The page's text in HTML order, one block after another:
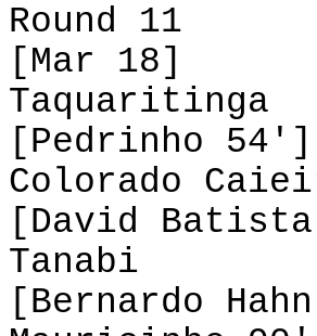
Round 11
[Mar 18]
[Pedrinho 54']
Colorado
[David
Tanabi
[Bernardo